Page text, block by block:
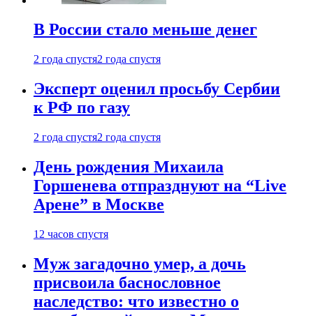
В России стало меньше денег
2 года спустя2 года спустя
Эксперт оценил просьбу Сербии
к РФ по газу
2 года спустя2 года спустя
День рождения Михаила
Горшенева отпразднуют на “Live
Арене” в Москве
12 часов спустя
Муж загадочно умер, а дочь
присвоила баснословное
наследство: что известно о